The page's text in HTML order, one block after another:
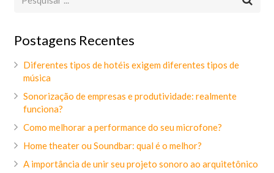
Postagens Recentes
Diferentes tipos de hotéis exigem diferentes tipos de
música
Sonorização de empresas e produtividade: realmente
funciona?
Como melhorar a performance do seu microfone?
Home theater ou Soundbar: qual é o melhor?
A importância de unir seu projeto sonoro ao arquitetônico